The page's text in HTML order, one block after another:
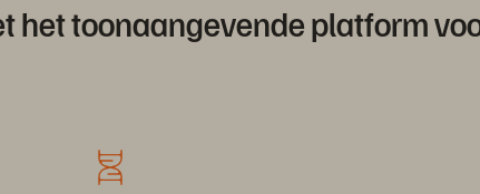
het toonaangevende platform